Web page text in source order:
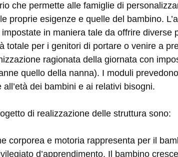
che permette alle famiglie di
proprie esigenze e quelle del bambino.
in maniera tale da offrire diverse
totale per i genitori di portare o venire a
ragionata della giornata con
quello della nanna). I moduli
dei bambini e ai relativi bisogni.
di realizzazione delle struttura sono:
corporea e motoria rappresenta per il
d’apprendimento. Il bambino